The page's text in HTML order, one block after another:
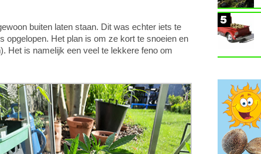
buiten laten staan. Dit was echter iets te
opgelopen. Het plan is om ze kort te snoeien en
Het is namelijk een veel te lekkere feno om
5